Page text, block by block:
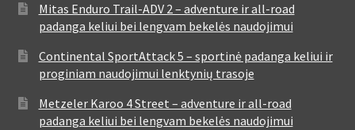
Mitas Enduro Trail-ADV 2 – adventure ir all-road
padanga keliui bei lengvam bekelės naudojimui
Continental SportAttack 5 – sportinė padanga keliui ir
proginiam naudojimui lenktynių trasoje
Metzeler Karoo 4 Street – adventure ir all-road
padanga keliui bei lengvam bekelės naudojimui